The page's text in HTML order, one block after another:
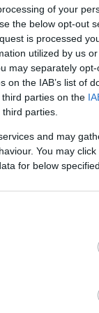
of your
the below opt-out
is processed
utilized by us
may separately
the IAB’s list of
parties on the
parties.
and may
You may
for below
az
milyen
hazai